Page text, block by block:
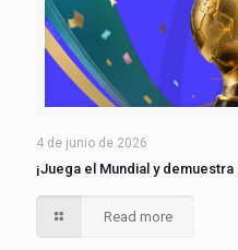
4 de junio de 2026
¡Juega el Mundial y
Read more